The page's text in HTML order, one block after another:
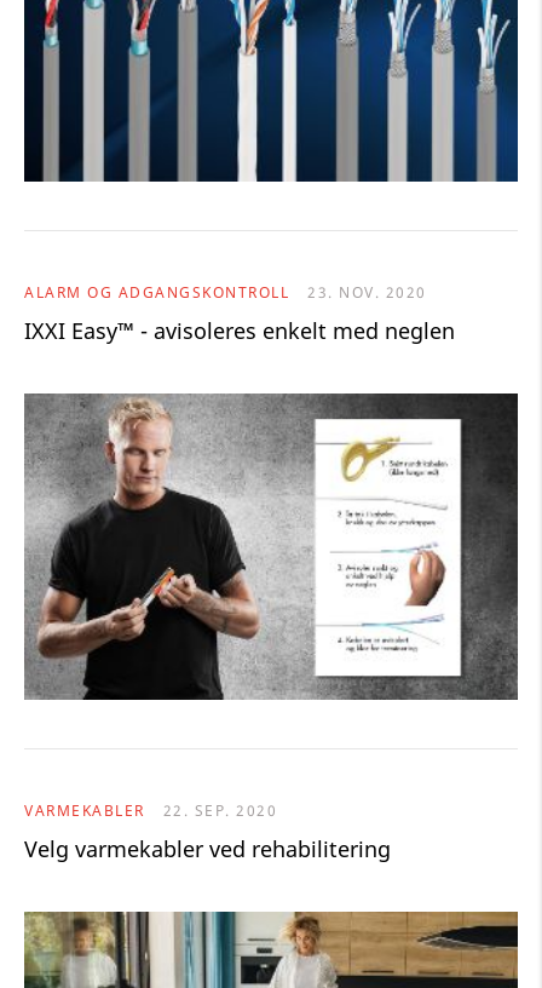
ALARM OG ADGANGSKONTROLL 23. NOV. 2020
IXXI Easy™ - avisoleres enkelt med neglen
VARMEKABLER 22. SEP. 2020
Velg varmekabler ved rehabilitering